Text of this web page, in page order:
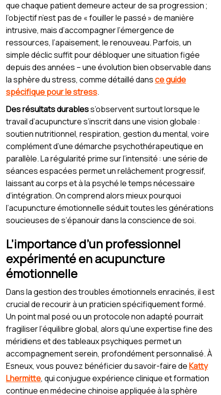
que chaque patient demeure acteur de sa progression ;
l’objectif n’est pas de « fouiller le passé » de manière
intrusive, mais d’accompagner l’émergence de
ressources, l’apaisement, le renouveau. Parfois, un
simple déclic suffit pour débloquer une situation figée
depuis des années – une évolution bien observable dans
la sphère du stress, comme détaillé dansce guide
spécifique pour le stress.
Des résultats durabless’observent surtout lorsque le
travail d’acupuncture s’inscrit dans une vision globale :
soutien nutritionnel, respiration, gestion du mental, voire
complément d’une démarche psychothérapeutique en
parallèle. La régularité prime sur l’intensité : une série de
séances espacées permet un relâchement progressif,
laissant au corps et à la psyché le temps nécessaire
d’intégration. On comprend alors mieux pourquoi
l’acupuncture émotionnelle séduit toutes les générations
soucieuses de s’épanouir dans la conscience de soi.
L’importance d’un professionnel
expérimenté en acupuncture
émotionnelle
Dans la gestion des troubles émotionnels enracinés, il est
crucial de recourir à un praticien spécifiquement formé.
Un point mal posé ou un protocole non adapté pourrait
fragiliser l’équilibre global, alors qu’une expertise fine des
méridiens et des tableaux psychiques permet un
accompagnement serein, profondément personnalisé. À
Esneux, vous pouvez bénéficier du savoir-faire deKatty
Lhermitte, qui conjugue expérience clinique et formation
continue en médecine chinoise appliquée à la sphère